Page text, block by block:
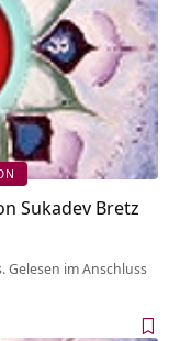
Sukadev Bretz
Gelesen im Anschluss